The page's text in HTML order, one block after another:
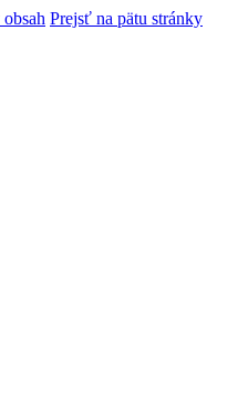
Prejsť na pätu stránky